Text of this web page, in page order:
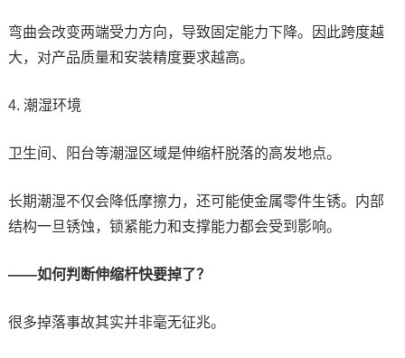
弯曲会改变两端受力方向，导致固定能力下降。因此跨度越
大，对产品质量和安装精度要求越高。
4. 潮湿环境
卫生间、阳台等潮湿区域是伸缩杆脱落的高发地点。
长期潮湿不仅会降低摩擦力，还可能使金属零件生锈。内部
结构一旦锈蚀，锁紧能力和支撑能力都会受到影响。
——如何判断伸缩杆快要掉了？
很多掉落事故其实并非毫无征兆。